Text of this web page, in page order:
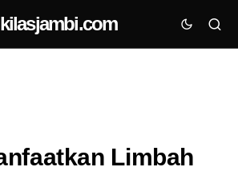
kilasjambi.com
Limbah